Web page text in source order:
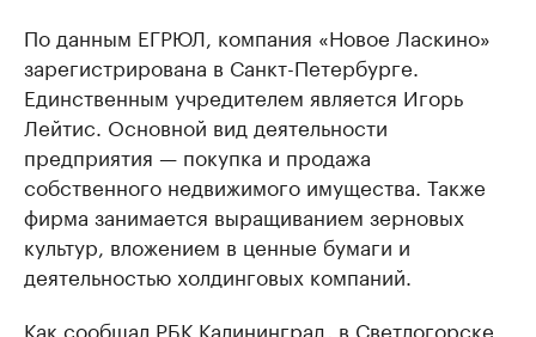
По данным ЕГРЮЛ, компания «Новое Ласкино»
зарегистрирована в Санкт-Петербурге.
Единственным учредителем является Игорь
Лейтис. Основной вид деятельности
предприятия — покупка и продажа
собственного недвижимого имущества. Также
фирма занимается выращиванием зерновых
культур, вложением в ценные бумаги и
деятельностью холдинговых компаний.
Как сообщал РБК Калининград, в Светлогорске